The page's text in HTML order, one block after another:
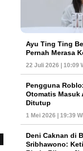
Ayu Ting Ting
Pernah Merasa
22 Juli 2026 | 10:09
Pengguna
Otomatis Masuk
Ditutup
1 Mei 2026 | 19:39
Deni Caknan di
Sribhawono: